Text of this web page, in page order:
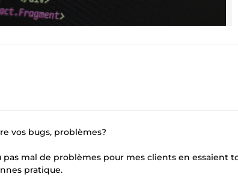
vos bugs, problèmes?
mal de problèmes pour mes clients en essaient
pratique.